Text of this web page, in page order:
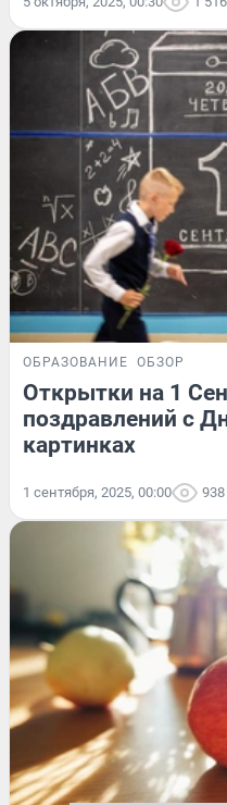
ОБРАЗОВАНИЕ ОБЗОР
Открытки на 1
поздравлений с
картинках
1 сентября, 2025, 00:00 938